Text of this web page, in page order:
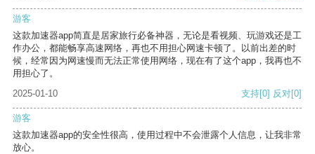
游客
这款加速器app简直是居家旅行必备神器，无论是看视频、玩游戏还是工
作办公，都能畅享高速网络，再也不用担心网速卡顿了。以前出差的时
候，经常因为网速慢而无法正常使用网络，现在有了这个app，我再也不
用担心了。
2025-01-10
支持[0] 反对[0]
游客
这款加速器app的安全性很高，使用过程中不会泄露个人信息，让我非常
放心。